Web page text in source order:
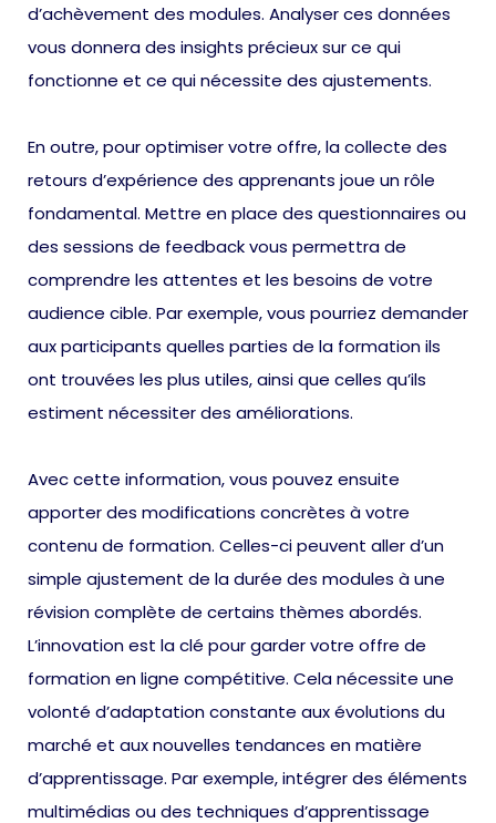
d’achèvement des modules. Analyser ces données
vous donnera des insights précieux sur ce qui
fonctionne et ce qui nécessite des ajustements.
En outre, pour optimiser votre offre, la collecte des
retours d’expérience des apprenants joue un rôle
fondamental. Mettre en place des questionnaires ou
des sessions de feedback vous permettra de
comprendre les attentes et les besoins de votre
audience cible. Par exemple, vous pourriez demander
aux participants quelles parties de la formation ils
ont trouvées les plus utiles, ainsi que celles qu’ils
estiment nécessiter des améliorations.
Avec cette information, vous pouvez ensuite
apporter des modifications concrètes à votre
contenu de formation. Celles-ci peuvent aller d’un
simple ajustement de la durée des modules à une
révision complète de certains thèmes abordés.
L’innovation est la clé pour garder votre offre de
formation en ligne compétitive. Cela nécessite une
volonté d’adaptation constante aux évolutions du
marché et aux nouvelles tendances en matière
d’apprentissage. Par exemple, intégrer des éléments
multimédias ou des techniques d’apprentissage